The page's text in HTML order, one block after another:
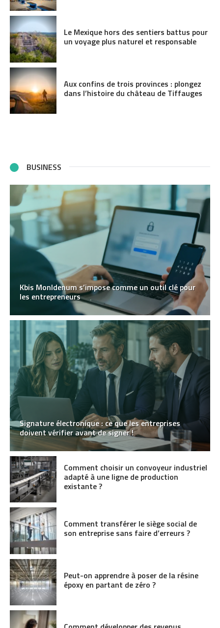
Le Mexique hors des sentiers battus pour
un voyage plus naturel et responsable
Aux confins de trois provinces : plongez
dans l’histoire du château de Tiffauges
BUSINESS
Kbis MonIdenum s’impose comme un outil clé pour
les entrepreneurs
Signature électronique : ce que les entreprises
doivent vérifier avant de signer !
Comment choisir un convoyeur industriel
adapté à une ligne de production
existante ?
Comment transférer le siège social de
son entreprise sans faire d’erreurs ?
Peut-on apprendre à poser de la résine
époxy en partant de zéro ?